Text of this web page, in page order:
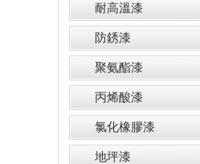
耐高溫漆
防銹漆
聚氨酯漆
丙烯酸漆
氯化橡膠漆
地坪漆